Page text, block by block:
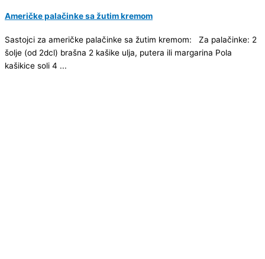
Američke palačinke sa žutim kremom
Sastojci za američke palačinke sa žutim kremom: Za palačinke: 2
šolje (od 2dcl) brašna 2 kašike ulja, putera ili margarina Pola
kašikice soli 4 ...